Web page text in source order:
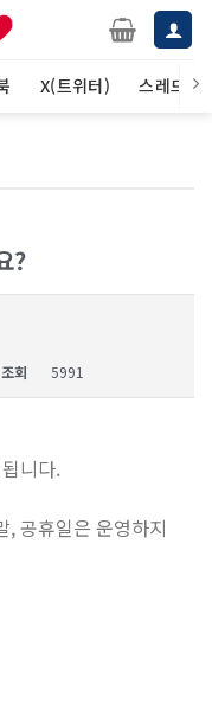
X(트위터) 스레드
?
조회 5991
니다.
, 공휴일은 운영하지